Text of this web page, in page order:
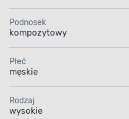
Podnosek
kompozytowy
Płeć
męskie
Rodzaj
wysokie